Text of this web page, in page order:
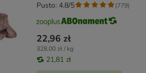
22,96 zł
328,00 zł / kg
21,81 zł
Pusto: 4.8/5 (779)